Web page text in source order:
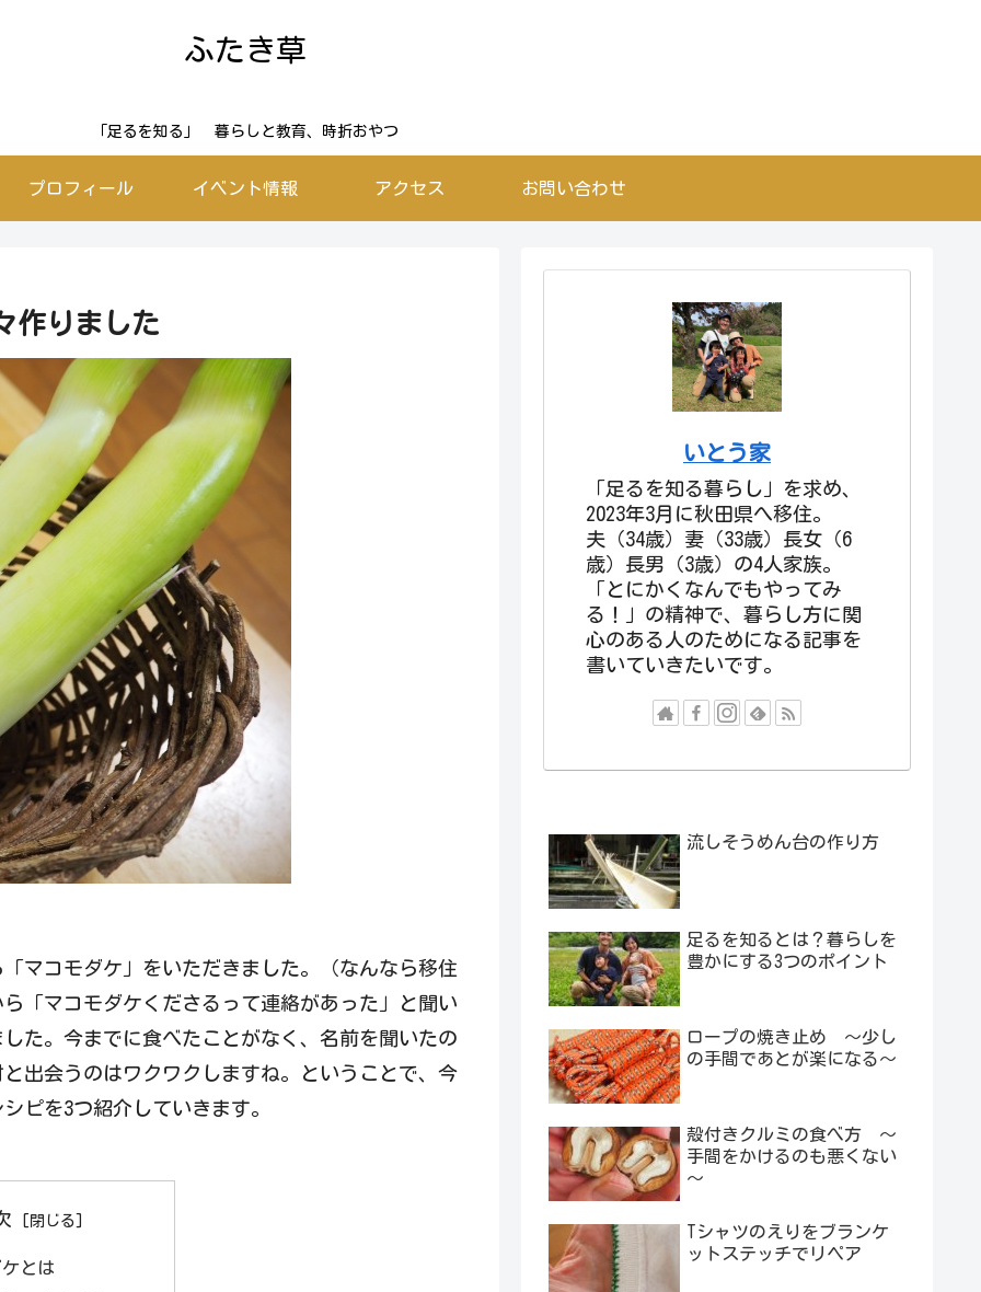
ふたき草
「足るを知る」 暮らしと教育、時折おやつ
プロフィール イベント情報 アクセス お問い合わせ
作りました
マコモダケ」をいただきました。（なんなら移住
「マコモダケくださるって連絡があった」と聞い
た。今までに食べたことがなく、名前を聞いたの
出会うのはワクワクしますね。ということで、今
ピを3つ紹介していきます。
とは
いとう家
「足るを知る暮らし」を求め、
2023年3月に秋田県へ移住。
夫（34歳）妻（33歳）長女（6
歳）長男（3歳）の4人家族。
「とにかくなんでもやってみ
る！」の精神で、暮らし方に関
心のある人のためになる記事を
書いていきたいです。
流しそうめん台の作り方
足るを知るとは？暮らしを
豊かにする3つのポイント
ロープの焼き止め ～少し
の手間であとが楽になる～
殻付きクルミの食べ方 ～
手間をかけるのも悪くない
～
Tシャツのえりをブランケ
ットステッチでリペア